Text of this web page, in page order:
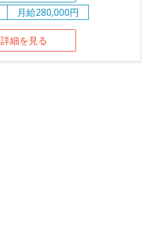
月給280,000円
詳細を見る